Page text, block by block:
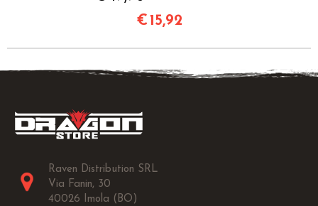
€ 15,92
Raven Distribution SRL
Via Fanin, 30
40026 Imola (BO)